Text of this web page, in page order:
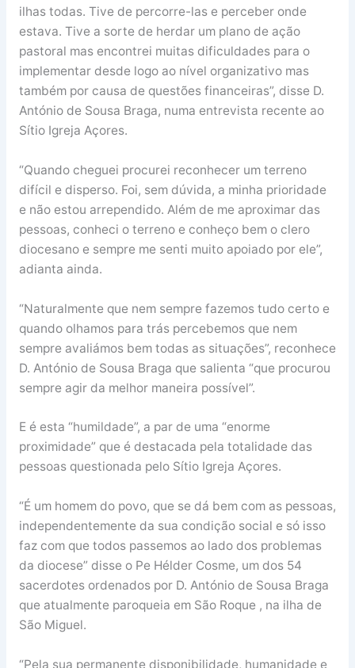
ilhas todas. Tive de percorre-las e perceber onde
estava. Tive a sorte de herdar um plano de ação
pastoral mas encontrei muitas dificuldades para o
implementar desde logo ao nível organizativo mas
também por causa de questões financeiras”, disse D.
António de Sousa Braga, numa entrevista recente ao
Sítio Igreja Açores.
“Quando cheguei procurei reconhecer um terreno
difícil e disperso. Foi, sem dúvida, a minha prioridade
e não estou arrependido. Além de me aproximar das
pessoas, conheci o terreno e conheço bem o clero
diocesano e sempre me senti muito apoiado por ele”,
adianta ainda.
“Naturalmente que nem sempre fazemos tudo certo e
quando olhamos para trás percebemos que nem
sempre avaliámos bem todas as situações”, reconhece
D. António de Sousa Braga que salienta “que procurou
sempre agir da melhor maneira possível”.
E é esta “humildade”, a par de uma “enorme
proximidade” que é destacada pela totalidade das
pessoas questionada pelo Sítio Igreja Açores.
“É um homem do povo, que se dá bem com as pessoas,
independentemente da sua condição social e só isso
faz com que todos passemos ao lado dos problemas
da diocese” disse o Pe Hélder Cosme, um dos 54
sacerdotes ordenados por D. António de Sousa Braga
que atualmente paroqueia em São Roque , na ilha de
São Miguel.
“Pela sua permanente disponibilidade, humanidade e